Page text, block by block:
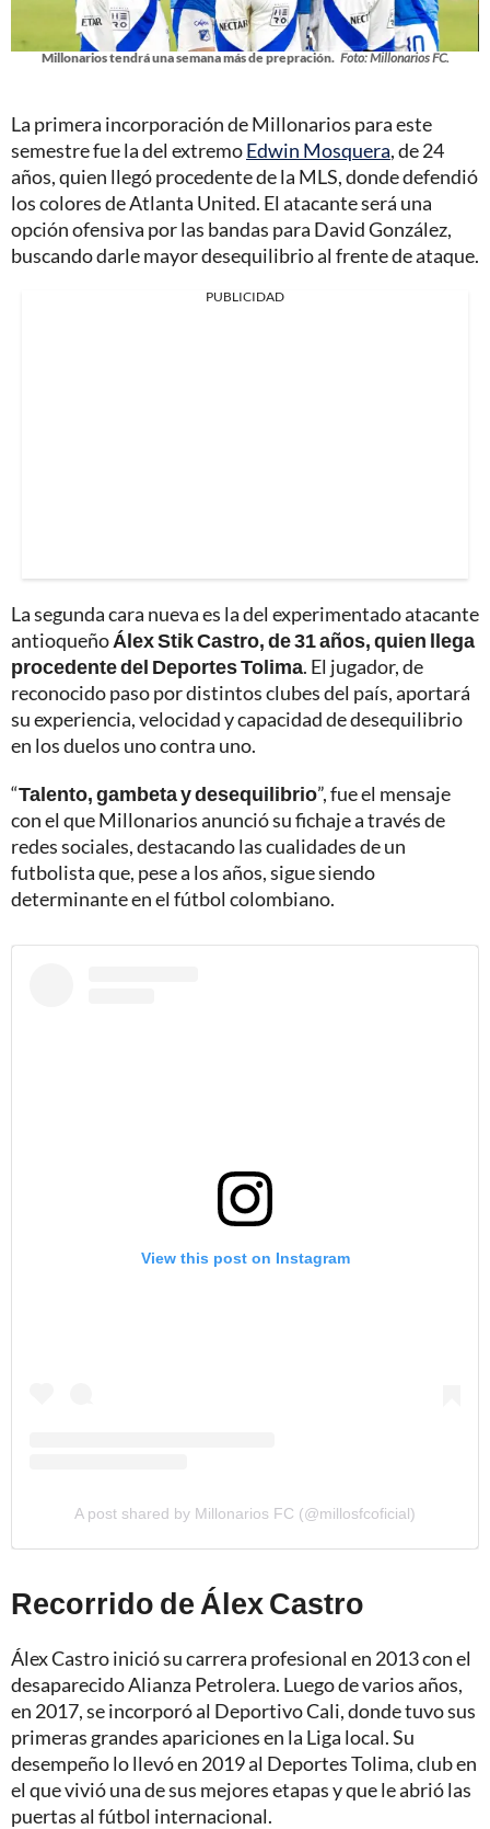
Millonarios tendrá una semana más de prepración. Foto: Millonarios FC.
La primera incorporación de Millonarios para este
semestre fue la del extremoEdwin Mosquera, de 24
años, quien llegó procedente de la MLS, donde defendió
los colores de Atlanta United. El atacante será una
opción ofensiva por las bandas para David González,
buscando darle mayor desequilibrio al frente de ataque.
PUBLICIDAD
La segunda cara nueva es la del experimentado atacante
antioqueñoÁlex Stik Castro, de 31 años, quien llega
procedente del Deportes Tolima. El jugador, de
reconocido paso por distintos clubes del país, aportará
su experiencia, velocidad y capacidad de desequilibrio
en los duelos uno contra uno.
“Talento, gambeta y desequilibrio”, fue el mensaje
con el que Millonarios anunció su fichaje a través de
redes sociales, destacando las cualidades de un
futbolista que, pese a los años, sigue siendo
determinante en el fútbol colombiano.
View this post on Instagram
A post shared by Millonarios FC (@millosfcoficial)
Recorrido de Álex Castro
Álex Castro inició su carrera profesional en 2013 con el
desaparecido Alianza Petrolera. Luego de varios años,
en 2017, se incorporó al Deportivo Cali, donde tuvo sus
primeras grandes apariciones en la Liga local. Su
desempeño lo llevó en 2019 al Deportes Tolima, club en
el que vivió una de sus mejores etapas y que le abrió las
puertas al fútbol internacional.